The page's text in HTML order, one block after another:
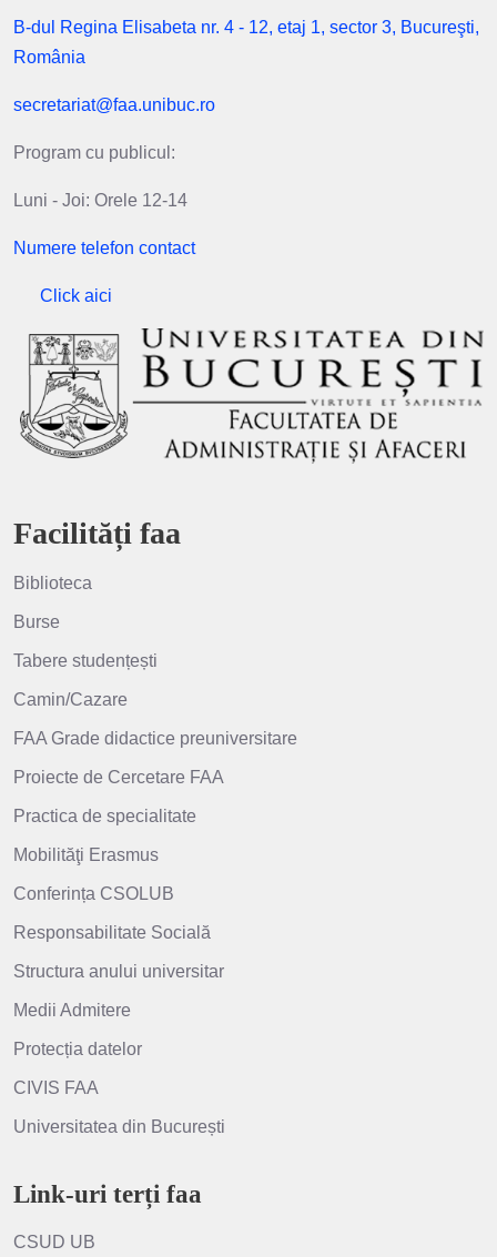
B-dul Regina Elisabeta nr. 4 - 12, etaj 1, sector 3, Bucureşti,
România
secretariat@faa.unibuc.ro
Program cu publicul:
Luni - Joi: Orele 12-14
Numere telefon contact
Click aici
Facilități faa
Biblioteca
Burse
Tabere studențești
Camin/Cazare
FAA Grade didactice preuniversitare
Proiecte de Cercetare FAA
Practica de specialitate
Mobilităţi Erasmus
Conferința CSOLUB
Responsabilitate Socială
Structura anului universitar
Medii Admitere
Protecția datelor
CIVIS FAA
Universitatea din București
Link-uri terți faa
CSUD UB